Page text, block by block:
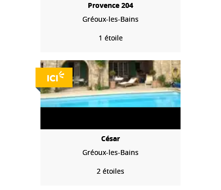
Provence 204
Gréoux-les-Bains
1 étoile
César
Gréoux-les-Bains
2 étoiles